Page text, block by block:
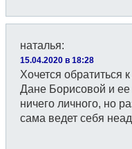
наталья:
15.04.2020 в 18:28
Хочется обратиться
Дане Борисовой и
ничего личного, но
сама ведет себя